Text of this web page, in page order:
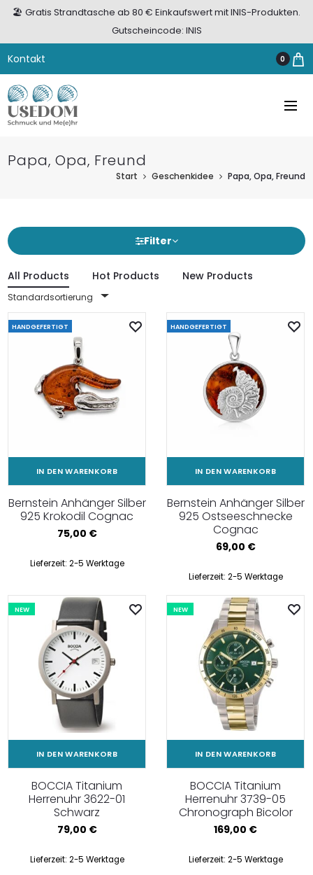
🏖️ Gratis Strandtasche ab 80 € Einkaufswert mit INIS-Produkten.
Gutscheincode: INIS
Kontakt 0
Papa, Opa, Freund
Start Geschenkidee Papa, Opa, Freund
Filter
All Products Hot Products New Products
Standardsortierung
HANDGEFERTIGT
IN DEN WARENKORB
Bernstein Anhänger Silber
925 Krokodil Cognac
75,00 €
Lieferzeit: 2-5 Werktage
HANDGEFERTIGT
IN DEN WARENKORB
Bernstein Anhänger Silber
925 Ostseeschnecke
Cognac
69,00 €
Lieferzeit: 2-5 Werktage
NEW
IN DEN WARENKORB
BOCCIA Titanium
Herrenuhr 3622-01
Schwarz
79,00 €
Lieferzeit: 2-5 Werktage
NEW
IN DEN WARENKORB
BOCCIA Titanium
Herrenuhr 3739-05
Chronograph Bicolor
169,00 €
Lieferzeit: 2-5 Werktage